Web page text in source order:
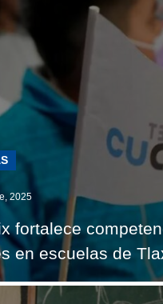
2025
fortalece
en escuelas de